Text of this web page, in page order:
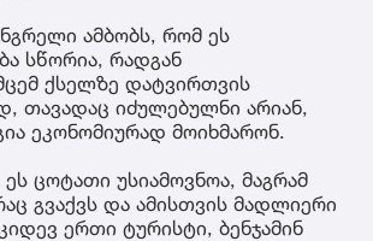
ამბობს, რომ ეს
სწორია, რადგან
ქსელზე დატვირთვის
თავადაც იძულებულნი არიან,
ეკონომიურად მოიხმარონ.
ცოტათი უსიამოვნოა, მაგრამ
გვაქვს და ამისთვის მადლიერი
ერთი ტურისტი, ბენჯამინ